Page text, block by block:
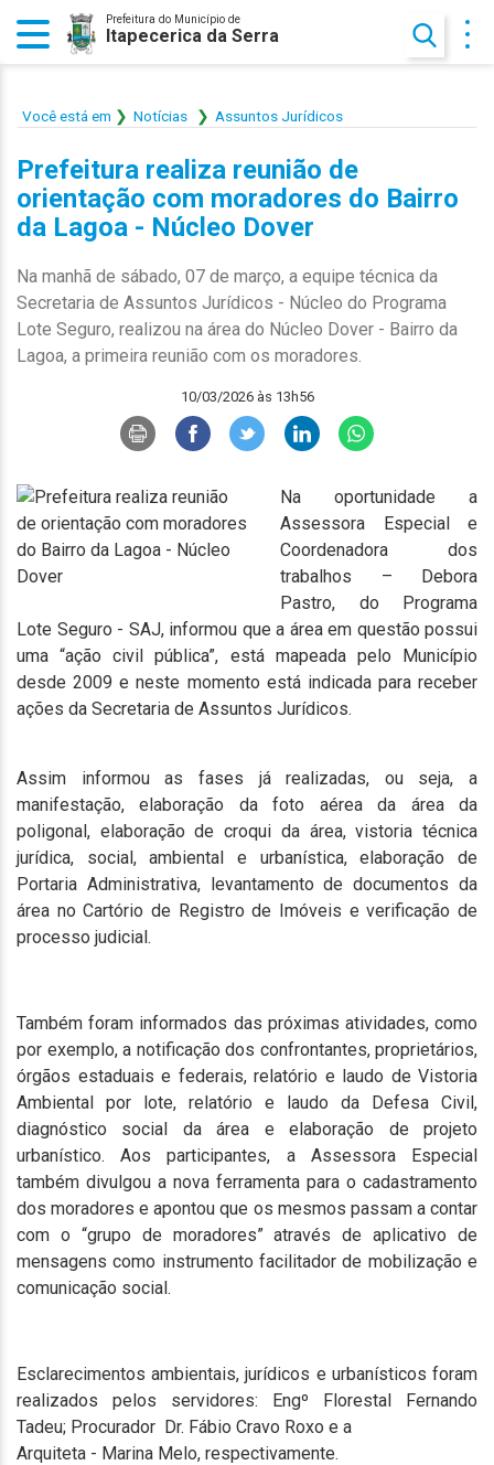
Prefeitura do Município de
Itapecerica da Serra
Você está em Notícias Assuntos Jurídicos
Prefeitura realiza reunião de
orientação com moradores do Bairro
da Lagoa - Núcleo Dover
Na manhã de sábado, 07 de março, a equipe técnica da
Secretaria de Assuntos Jurídicos - Núcleo do Programa
Lote Seguro, realizou na área do Núcleo Dover - Bairro da
Lagoa, a primeira reunião com os moradores.
10/03/2026 às 13h56
Na oportunidade a
Assessora Especial e
Coordenadora dos
trabalhos – Debora
Pastro, do Programa
Lote Seguro - SAJ, informou que a área em questão possui
uma “ação civil pública”, está mapeada pelo Município
desde 2009 e neste momento está indicada para receber
ações da Secretaria de Assuntos Jurídicos.
Assim informou as fases já realizadas, ou seja, a
manifestação, elaboração da foto aérea da área da
poligonal, elaboração de croqui da área, vistoria técnica
jurídica, social, ambiental e urbanística, elaboração de
Portaria Administrativa, levantamento de documentos da
área no Cartório de Registro de Imóveis e verificação de
processo judicial.
Também foram informados das próximas atividades, como
por exemplo, a notificação dos confrontantes, proprietários,
órgãos estaduais e federais, relatório e laudo de Vistoria
Ambiental por lote, relatório e laudo da Defesa Civil,
diagnóstico social da área e elaboração de projeto
urbanístico. Aos participantes, a Assessora Especial
também divulgou a nova ferramenta para o cadastramento
dos moradores e apontou que os mesmos passam a contar
com o “grupo de moradores” através de aplicativo de
mensagens como instrumento facilitador de mobilização e
comunicação social.
Esclarecimentos ambientais, jurídicos e urbanísticos foram
realizados pelos servidores: Engº Florestal Fernando
Tadeu; Procurador Dr. Fábio Cravo Roxo e a
Arquiteta - Marina Melo, respectivamente.